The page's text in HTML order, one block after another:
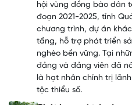
hội vùng đồng bào dân
đoạn 2021-2025, tỉnh
chương trình, dự án
tầng, hỗ trợ phát triển
nghèo bền vững. Tại
đảng và đảng viên đã
là hạt nhân chính trị
tộc thiểu số.